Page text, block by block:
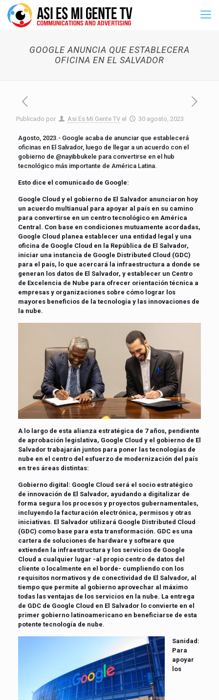
GOOGLE ANUNCIA QUE ESTABLECERA
OFICINA EN EL SALVADOR
Publicado por Asi Es Mi Gente TV el 30 agosto, 2023
Agosto, 2023.- Google acaba de anunciar que establecerá
oficinas en El Salvador, luego de llegar a un acuerdo con el
gobierno de @nayibbukele para convertirse en el hub
tecnológico más importante de América Latina.
Esto dice el comunicado de Google:
Google Cloud y el gobierno de El Salvador anunciaron hoy
un acuerdo multianual para apoyar al país en su camino
para convertirse en un centro tecnológico en América
Central. Con base en condiciones mutuamente acordadas,
Google Cloud planea establecer una entidad legal y una
oficina de Google Cloud en la República de El Salvador,
iniciar una instancia de Google Distributed Cloud (GDC)
para el país, lo que acercará la infraestructura a donde se
generan los datos de El Salvador, y establecer un Centro
de Excelencia de Nube para ofrecer orientación técnica a
empresas y organizaciones sobre cómo lograr los
mayores beneficios de la tecnología y las innovaciones de
la nube.
A lo largo de esta alianza estratégica de 7 años, pendiente
de aprobación legislativa, Google Cloud y el gobierno de El
Salvador trabajarán juntos para poner las tecnologías de
nube en el centro del esfuerzo de modernización del país
en tres áreas distintas:
Gobierno digital: Google Cloud será el socio estratégico
de innovación de El Salvador, ayudando a digitalizar de
forma segura los procesos y proyectos gubernamentales,
incluyendo la facturación electrónica, permisos y otras
iniciativas. El Salvador utilizará Google Distributed Cloud
(GDC) como base para esta transformación. GDC es una
cartera de soluciones de hardware y software que
extienden la infraestructura y los servicios de Google
Cloud a cualquier lugar -al propio centro de datos del
cliente o localmente en el borde- cumpliendo con los
requisitos normativos y de conectividad de El Salvador, al
tiempo que permite al gobierno aprovechar al máximo
todas las ventajas de los servicios en la nube. La entrega
de GDC de Google Cloud en El Salvador lo convierte en el
primer gobierno latinoamericano en beneficiarse de esta
potente tecnología de nube.
Sanidad:
Para
apoyar
los